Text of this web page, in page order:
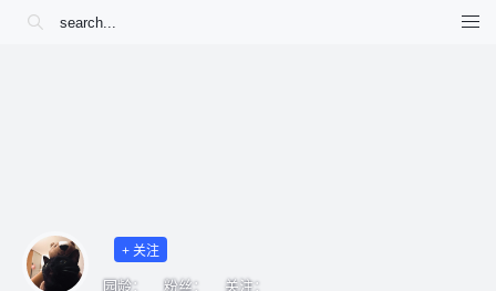
+ 关注
园龄： 粉丝： 关注：